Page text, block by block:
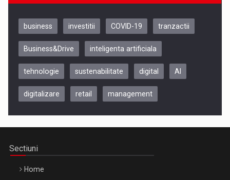
Be Inspired. Make it Happen!, CLUJ, 9 Decembrie
business investitii COVID-19 tranzactii
Business&Drive inteligenta artificiala
tehnologie sustenabilitate digital AI
digitalizare retail management
Sectiuni
Home